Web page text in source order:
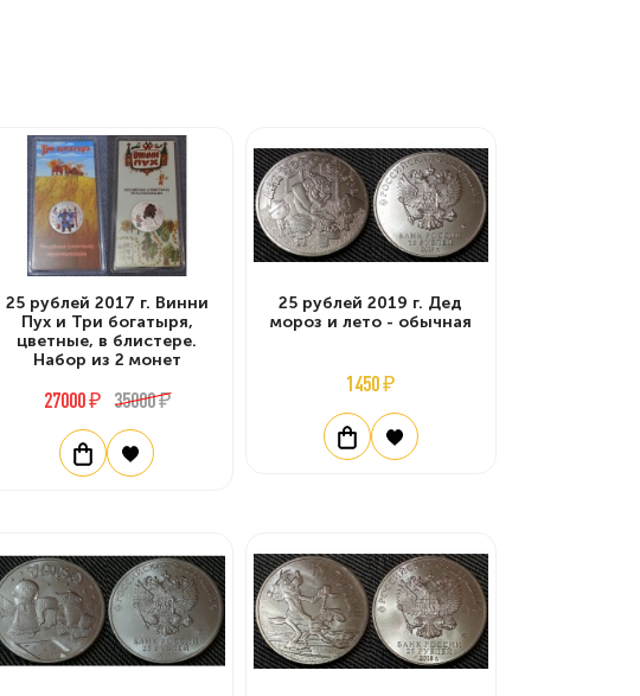
25 рублей 2017 г. Винни
Пух и Три богатыря,
цветные, в блистере.
Набор из 2 монет
27000 ₽ 35000 ₽
25 рублей 2019 г. Дед
мороз и лето - обычная
1450 ₽